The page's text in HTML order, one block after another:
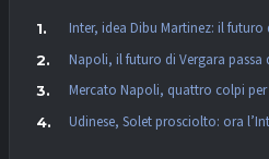
Inter, idea Dibu Martinez: il
Napoli, il futuro di Vergara passa
Mercato Napoli, quattro colpi per
Udinese, Solet prosciolto: ora